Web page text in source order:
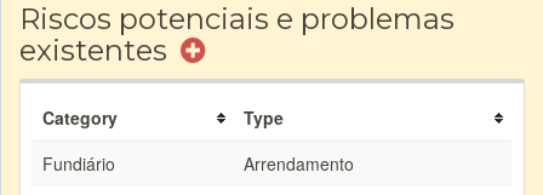
Riscos potenciais e problemas
existentes
Category
Type
Fundiário
Arrendamento